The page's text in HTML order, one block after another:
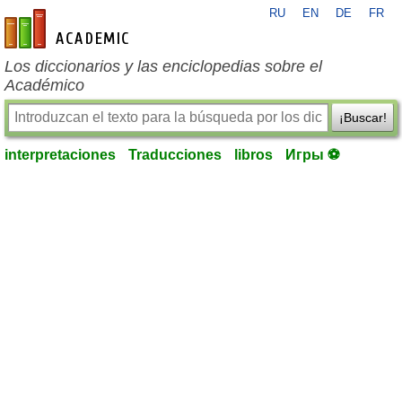
es-academic.com
RU EN DE FR
Los diccionarios y las enciclopedias sobre el
Académico
¡Buscar!
interpretaciones Traducciones libros Игры ⚽